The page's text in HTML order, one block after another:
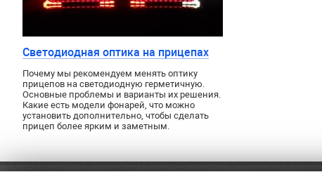
Светодиодная оптика на прицепах
Почему мы рекомендуем менять оптику
прицепов на светодиодную герметичную.
Основные проблемы и варианты их решения.
Какие есть модели фонарей, что можно
установить дополнительно, чтобы сделать
прицеп более ярким и заметным.